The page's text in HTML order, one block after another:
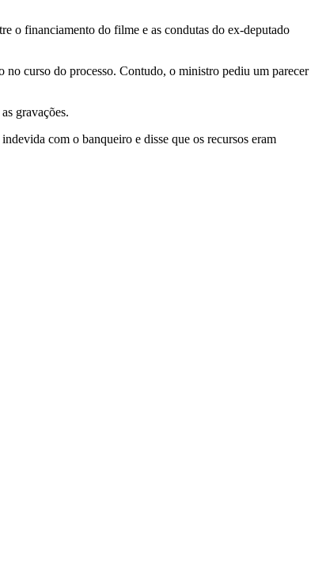
o financiamento do filme e as condutas do ex-deputado
no curso do processo. Contudo, o ministro pediu um parecer
gravações.
com o banqueiro e disse que os recursos eram